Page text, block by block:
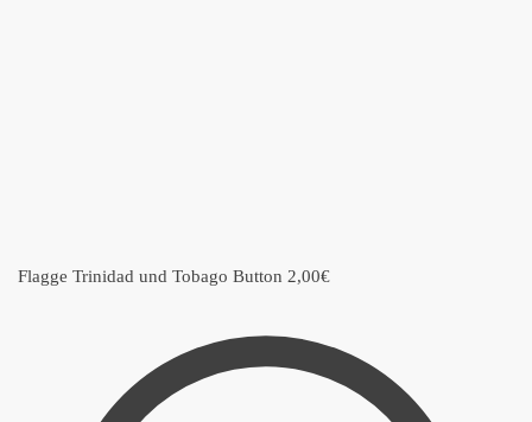
Flagge Trinidad und Tobago Button 2,00€